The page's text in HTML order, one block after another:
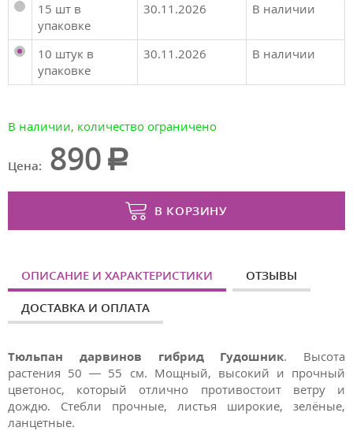
15 шт в
упаковке
30.11.2026 В наличии
10 штук в
упаковке
30.11.2026 В наличии
В наличии, количество ограничено
Цена: 890
В КОРЗИНУ
ОПИСАНИЕ И ХАРАКТЕРИСТИКИ ОТЗЫВЫ
ДОСТАВКА И ОПЛАТА
Тюльпан дарвинов гибрид Гудошник. Высота
растения 50 — 55 см. Мощный, высокий и прочный
цветонос, который отлично противостоит ветру и
дождю. Стебли прочные, листья широкие, зелёные,
ланцетные.